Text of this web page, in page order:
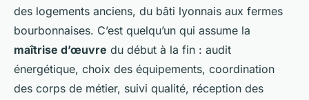
des logements anciens, du bâti lyonnais aux fermes
bourbonnaises. C’est quelqu’un qui assume la
maîtrise d’œuvre du début à la fin : audit
énergétique, choix des équipements, coordination
des corps de métier, suivi qualité, réception des